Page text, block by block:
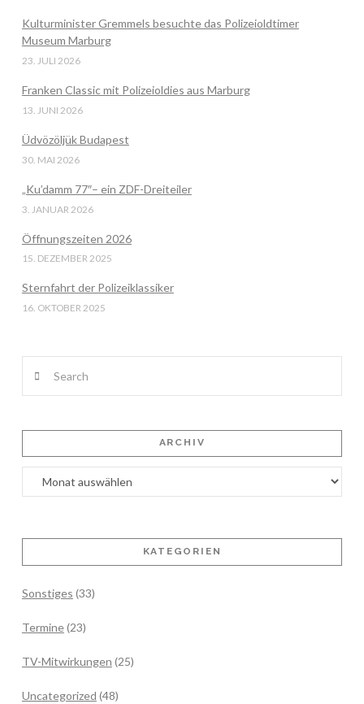
Kulturminister Gremmels besuchte das Polizeioldtimer
Museum Marburg
23. JULI 2026
Franken Classic mit Polizeioldies aus Marburg
13. JUNI 2026
Üdvözöljük Budapest
30. MAI 2026
„Ku’damm 77″– ein ZDF-Dreiteiler
3. JANUAR 2026
Öffnungszeiten 2026
15. DEZEMBER 2025
Sternfahrt der Polizeiklassiker
16. OKTOBER 2025
ARCHIV
Archiv
KATEGORIEN
Sonstiges (33)
Termine(23)
TV-Mitwirkungen (25)
Uncategorized (48)